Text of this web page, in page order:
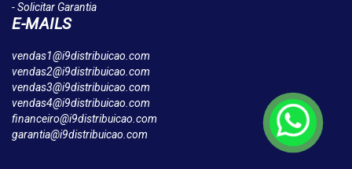
- Solicitar Garantia
E-MAILS
vendas1@i9distribuicao.com
vendas2@i9distribuicao.com
vendas3@i9distribuicao.com
vendas4@i9distribuicao.com
financeiro@i9distribuicao.com
garantia@i9distribuicao.com